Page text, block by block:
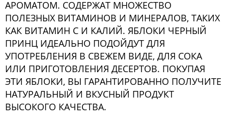
АРОМАТОМ. СОДЕРЖАТ МНОЖЕСТВО
ПОЛЕЗНЫХ ВИТАМИНОВ И МИНЕРАЛОВ, ТАКИХ
КАК ВИТАМИН С И КАЛИЙ. ЯБЛОКИ ЧЕРНЫЙ
ПРИНЦ ИДЕАЛЬНО ПОДОЙДУТ ДЛЯ
УПОТРЕБЛЕНИЯ В СВЕЖЕМ ВИДЕ, ДЛЯ СОКА
ИЛИ ПРИГОТОВЛЕНИЯ ДЕСЕРТОВ. ПОКУПАЯ
ЭТИ ЯБЛОКИ, ВЫ ГАРАНТИРОВАННО ПОЛУЧИТЕ
НАТУРАЛЬНЫЙ И ВКУСНЫЙ ПРОДУКТ
ВЫСОКОГО КАЧЕСТВА.